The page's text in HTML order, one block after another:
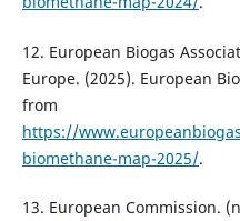
12. European Biogas
Europe. (2025). European
from
https://
biomethane-map-2025/.
13. European Commission.